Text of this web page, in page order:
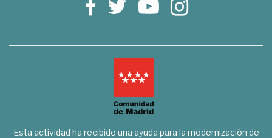
Esta actividad ha recibido una ayuda para la modernización de